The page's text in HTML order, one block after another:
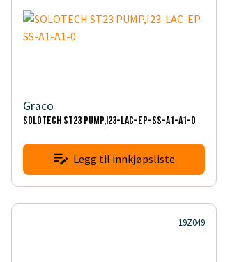
Graco
SOLOTECH ST23 PUMP,I23-LAC-EP-SS-A1-A1-0
Legg til innkjøpsliste
19Z049